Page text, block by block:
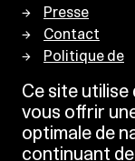
Ce site utilise
vous offrir
optimale de
continuant
Presse
Contact
Politique de